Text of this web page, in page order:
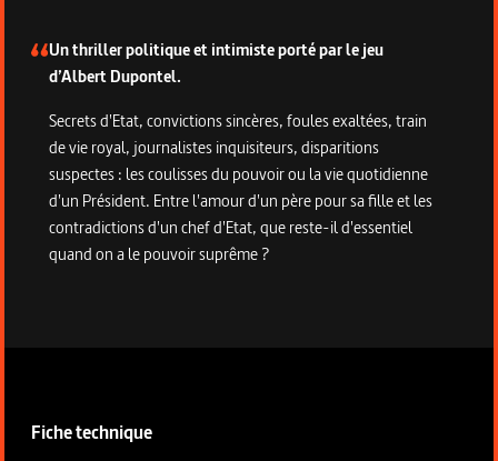
Un thriller politique et intimiste porté par le jeu
d’Albert Dupontel.
Secrets d'Etat, convictions sincères, foules exaltées, train
de vie royal, journalistes inquisiteurs, disparitions
suspectes : les coulisses du pouvoir ou la vie quotidienne
d'un Président. Entre l'amour d'un père pour sa fille et les
contradictions d'un chef d'Etat, que reste-il d'essentiel
quand on a le pouvoir suprême ?
Fiche technique